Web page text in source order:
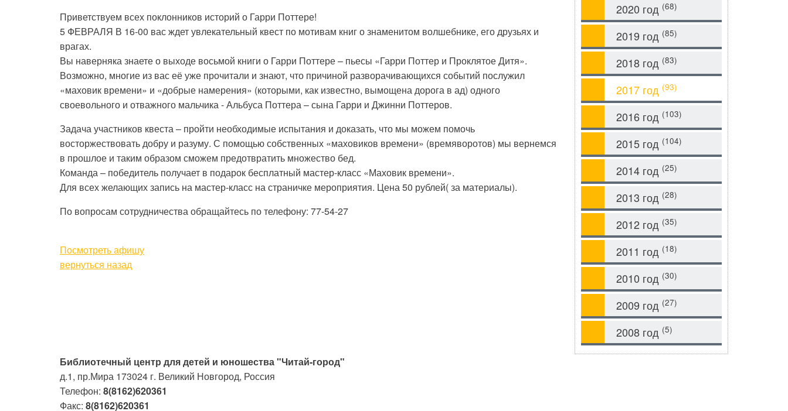
Приветствуем всех поклонников историй о Гарри Поттере!
5 ФЕВРАЛЯ В 16-00 вас ждет увлекательный квест по мотивам книг о знаменитом волшебнике, его друзьях и
врагах.
Вы наверняка знаете о выходе восьмой книги о Гарри Поттере – пьесы «Гарри Поттер и Проклятое Дитя».
Возможно, многие из вас её уже прочитали и знают, что причиной разворачивающихся событий послужил
«маховик времени» и «добрые намерения» (которыми, как известно, вымощена дорога в ад) одного
своевольного и отважного мальчика - Альбуса Поттера – сына Гарри и Джинни Поттеров.
Задача участников квеста – пройти необходимые испытания и доказать, что мы можем помочь
восторжествовать добру и разуму. С помощью собственных «маховиков времени» (времяворотов) мы вернемся
в прошлое и таким образом сможем предотвратить множество бед.
Команда – победитель получает в подарок бесплатный мастер-класс «Маховик времени».
Для всех желающих запись на мастер-класс на страничке мероприятия. Цена 50 рублей( за материалы).
По вопросам сотрудничества обращайтесь по телефону: 77-54-27
Посмотреть афишу
вернуться назад
2020 год (68)
2019 год (85)
2018 год (83)
2017 год (93)
2016 год (103)
2015 год (104)
2014 год (25)
2013 год (28)
2012 год (35)
2011 год (18)
2010 год (30)
2009 год (27)
2008 год (5)
Библиотечный центр для детей и юношества "Читай-город"
д.1, пр.Мира 173024 г. Великий Новгород, Россия
Телефон: 8(8162)620361
Факс: 8(8162)620361